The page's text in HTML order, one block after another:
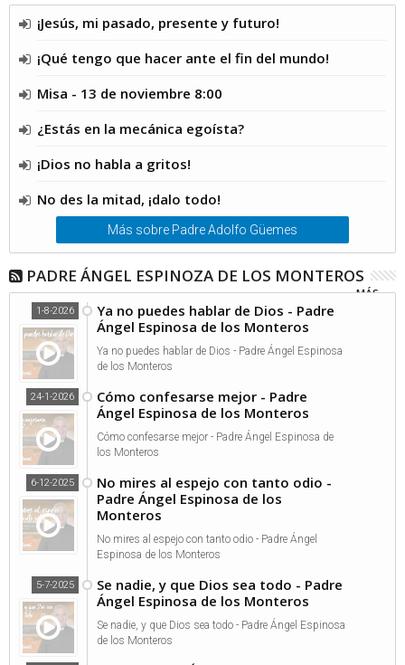
¡Jesús, mi pasado, presente y futuro!
¡Qué tengo que hacer ante el fin del mundo!
Misa - 13 de noviembre 8:00
¿Estás en la mecánica egoísta?
¡Dios no habla a gritos!
No des la mitad, ¡dalo todo!
Más sobre Padre Adolfo Güemes
PADRE ÁNGEL ESPINOZA DE LOS MONTEROS
MÁS...
Ya no puedes hablar de Dios - Padre
Ángel Espinosa de los Monteros
1-8-2026
Ya no puedes hablar de Dios - Padre Ángel Espinosa
de los Monteros
Cómo confesarse mejor - Padre
Ángel Espinosa de los Monteros
24-1-2026
Cómo confesarse mejor - Padre Ángel Espinosa de
los Monteros
No mires al espejo con tanto odio -
Padre Ángel Espinosa de los
Monteros
6-12-2025
No mires al espejo con tanto odio - Padre Ángel
Espinosa de los Monteros
Se nadie, y que Dios sea todo - Padre
Ángel Espinosa de los Monteros
5-7-2025
Se nadie, y que Dios sea todo - Padre Ángel Espinosa
de los Monteros